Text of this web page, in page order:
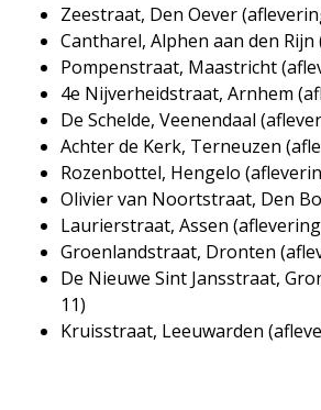
Zeestraat, Den Oever
Cantharel, Alphen aan den Rijn
Pompenstraat, Maastricht
4e Nijverheidstraat, Arnhem
De Schelde, Veenendaal
Achter de Kerk, Terneuzen
Rozenbottel, Hengelo
Olivier van Noortstraat, Den
Laurierstraat, Assen
Groenlandstraat, Dronten
De Nieuwe Sint Jansstraat,
11)
Kruisstraat, Leeuwarden